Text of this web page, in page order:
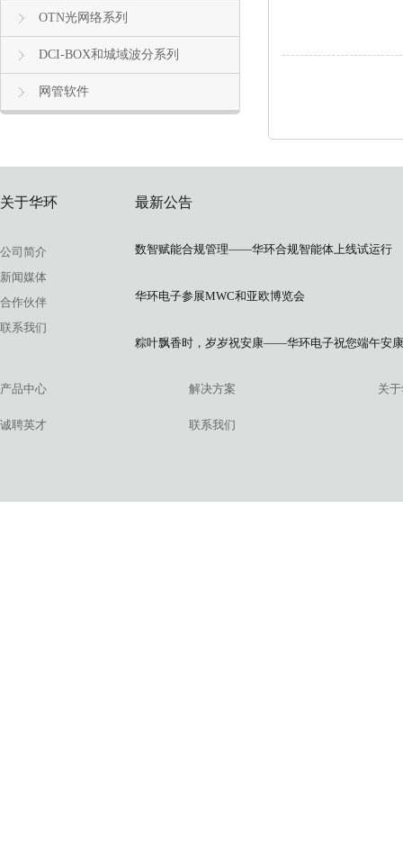
OTN光网络系列
DCI-BOX和城域波分系列
网管软件
关于华环
公司简介
新闻媒体
合作伙伴
联系我们
最新公告
数智赋能合规管理——华环合规智能体上线试运行
华环电子参展MWC和亚欧博览会
粽叶飘香时，岁岁祝安康——华环电子祝您端午安康
产品中心 解决方案 关
诚聘英才 联系我们